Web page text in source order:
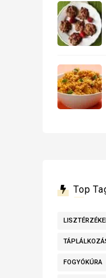
Top
FOGYÓKÚRA